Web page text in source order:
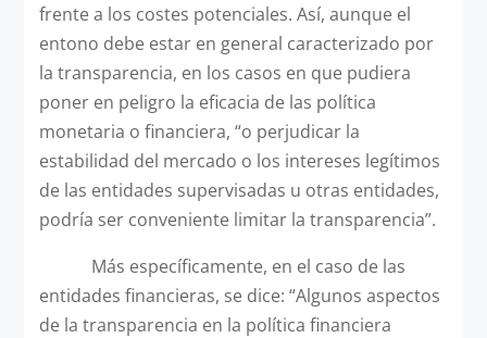
frente a los costes potenciales. Así, aunque el
entono debe estar en general caracterizado por
la transparencia, en los casos en que pudiera
poner en peligro la eficacia de las política
monetaria o financiera, “o perjudicar la
estabilidad del mercado o los intereses legítimos
de las entidades supervisadas u otras entidades,
podría ser conveniente limitar la transparencia”.
Más específicamente, en el caso de las
entidades financieras, se dice: “Algunos aspectos
de la transparencia en la política financiera